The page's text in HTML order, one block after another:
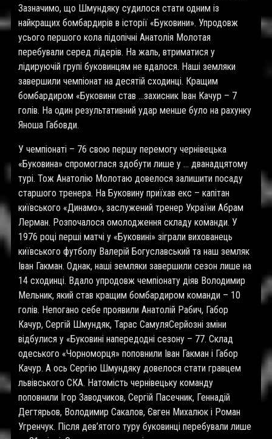
Зазначимо, що Шмундяку судилося стати одним із
найкращих бомбардирів в історії «Буковини». Упродовж
усього першого кола підопічні Анатолія Молотая
перебували серед лідерів. На жаль, втриматися у
лідируючій групі буковинцям не вдалося. Наші земляки
завершили чемпіонат на десятій сходинці. Кращим
бомбардиром «Буковини став …захисник Іван Качур – 7
голів. На один результативний удар менше було на рахунку
Яноша Габовди.
У чемпіонаті – 76 свою першу перемогу чернівецька
«Буковина» спромоглася здобути лише у … дванадцятому
турі. Тож Анатолію Молотаю довелося залишити посаду
старшого тренера. На Буковину приїхав екс – капітан
київського «Динамо», заслужений тренер України Абрам
Лерман. Розпочалося омолодження складу команди. У
1976 році перші матчі у «Буковині» зіграли вихованець
київського футболу Валерій Богуславський та наш земляк
Іван Гакман. Однак, наші земляки завершили сезон лише на
14 сходинці. Вдало упродовж чемпіонату діяв Володимир
Мельник, який став кращим бомбардиром команди – 10
голів. Непогано себе проявили Анатолій Рабич, Габор
Качур, Сергій Шмундяк, Тарас СамуляСерйозні зміни
відбулися у «Буковині напередодні сезону – 77. Склад
одеського «Чорноморця» поповнили Іван Гакман і Габор
Качур. А ось Сергію Шмундяку довелося стати гравцем
львівського СКА. Натомість чернівецьку команду
поповнили Ігор Заводчиков, Сергій Пасечник, Геннадій
Дегтярьов, Володимир Сакалов, Євген Михалюк і Роман
Угренчук. Після дев’ятого туру буковинці перебували лише